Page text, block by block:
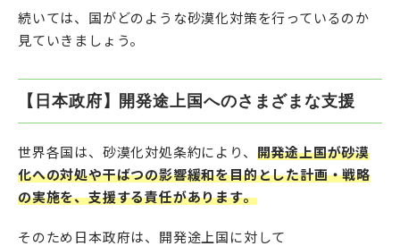
続いては、国がどのような砂漠化対策を行っているのか
見ていきましょう。
【日本政府】開発途上国へのさまざまな支援
世界各国は、砂漠化対処条約により、 開発途上国が砂漠
化への対処や干ばつの影響緩和を目的とした計画・戦略
の実施を、支援する責任があります。
そのため日本政府は、開発途上国に対して